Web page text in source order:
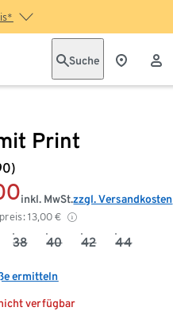
Suche
Print
13,00 €
inkl. MwSt.zzgl. Versandkosten
38 40 42 44
ermitteln
verfügbar